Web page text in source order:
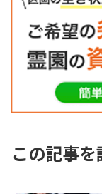
この記事